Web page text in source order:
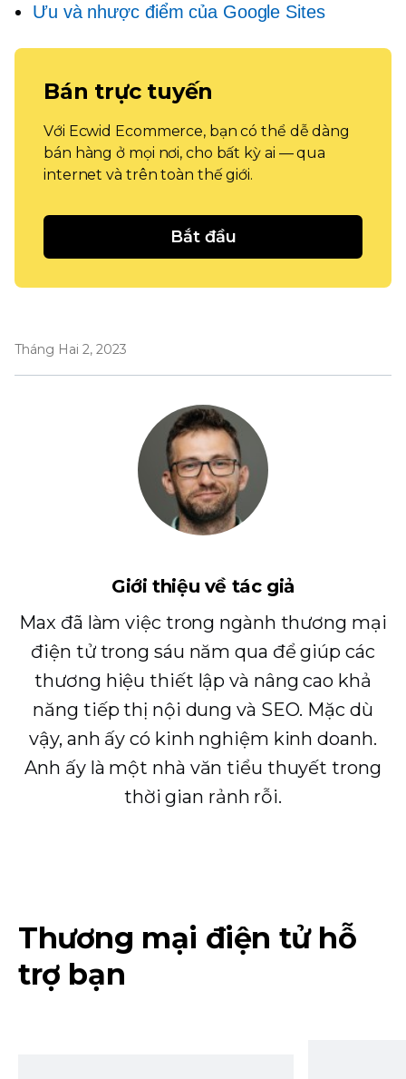
Ưu và nhược điểm của Google Sites
Bán trực tuyến
Với Ecwid Ecommerce, bạn có thể dễ dàng
bán hàng ở mọi nơi, cho bất kỳ ai — qua
internet và trên toàn thế giới.
Bắt đầu
Tháng Hai 2, 2023
Giới thiệu về tác giả
Max đã làm việc trong ngành thương mại
điện tử trong sáu năm qua để giúp các
thương hiệu thiết lập và nâng cao khả
năng tiếp thị nội dung và SEO. Mặc dù
vậy, anh ấy có kinh nghiệm kinh doanh.
Anh ấy là một nhà văn tiểu thuyết trong
thời gian rảnh rỗi.
Thương mại điện tử hỗ
trợ bạn